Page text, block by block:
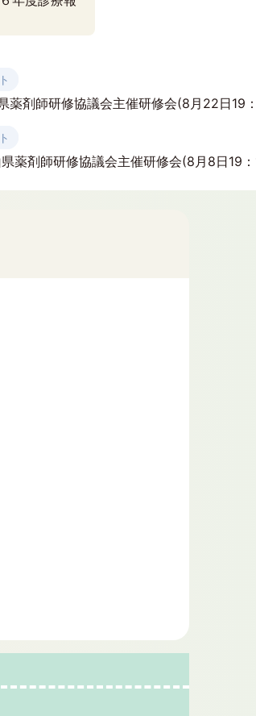
薬剤師研修協議会主催研修会(8月22日19
薬剤師研修協議会主催研修会(8月8日19